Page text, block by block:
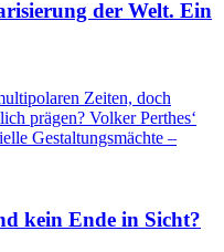
der Welt. Ein
Zeiten, doch
prägen? Volker Perthes‘
Gestaltungsmächte –
kein Ende in Sicht?